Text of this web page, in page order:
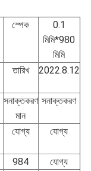
স্পেক
0.1
মিমি*980
মিমি
তারিখ 2022.8.12
সনাক্তকরণ
মান
সনাক্তকরণ
যোগ্য যোগ্য
984
যোগ্য